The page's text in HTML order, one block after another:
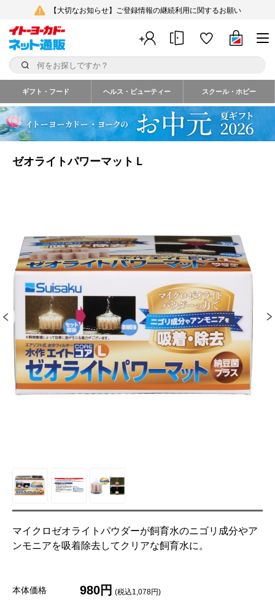
【大切なお知らせ】ご登録情報の継続利用に関するお願い
ギフト・フード ヘルス・ビューティー スクール・ホビー
ゼオライトパワーマットＬ
マイクロゼオライトパウダーが飼育水のニゴリ成分やア
ンモニアを吸着除去してクリアな飼育水に。
本体価格 980円 (税込1,078円)